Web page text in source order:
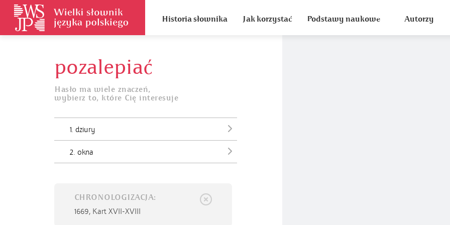
Historia słownika Jak korzystać Podstawy naukowe Autorzy
pozalepiać
Hasło ma wiele znaczeń,
wybierz to, które Cię interesuje
1. dziury
2. okna
CHRONOLOGIZACJA:
1669, Kart XVII-XVIII